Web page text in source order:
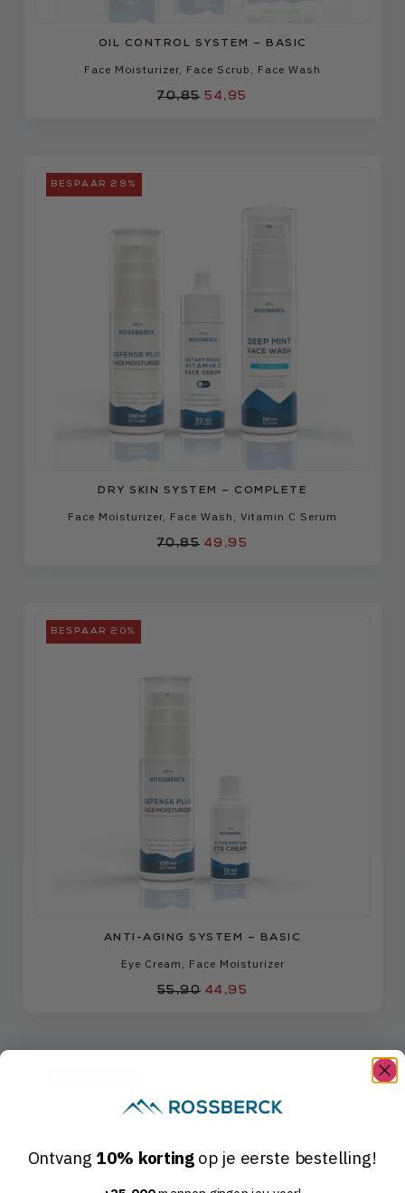
OIL CONTROL SYSTEM – BASIC
70,85 54,95
Face Moisturizer Face Scrub Face Wash
BESPAAR 29%
DRY SKIN SYSTEM – COMPLETE
70,85 49,95
Face Moisturizer Face Wash Vitamin C Serum
BESPAAR 20%
ANTI-AGING SYSTEM – BASIC
55,90 44,95
Eye Cream Face Moisturizer
Ontvang 10% kortingop je eerste bestelling!